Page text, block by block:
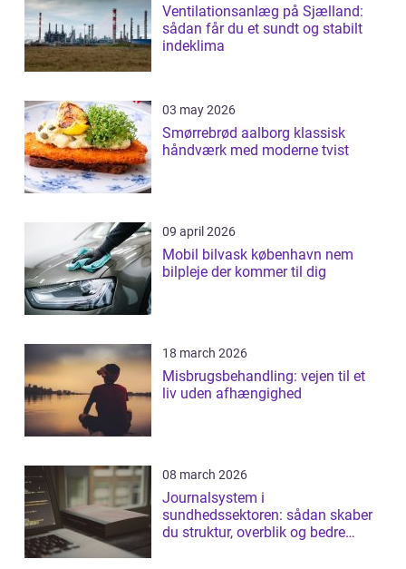
Ventilationsanlæg på Sjælland:
sådan får du et sundt og stabilt
indeklima
03 may 2026
Smørrebrød aalborg klassisk
håndværk med moderne tvist
09 april 2026
Mobil bilvask københavn nem
bilpleje der kommer til dig
18 march 2026
Misbrugsbehandling: vejen til et
liv uden afhængighed
08 march 2026
Journalsystem i
sundhedssektoren: sådan skaber
du struktur, overblik og bedre